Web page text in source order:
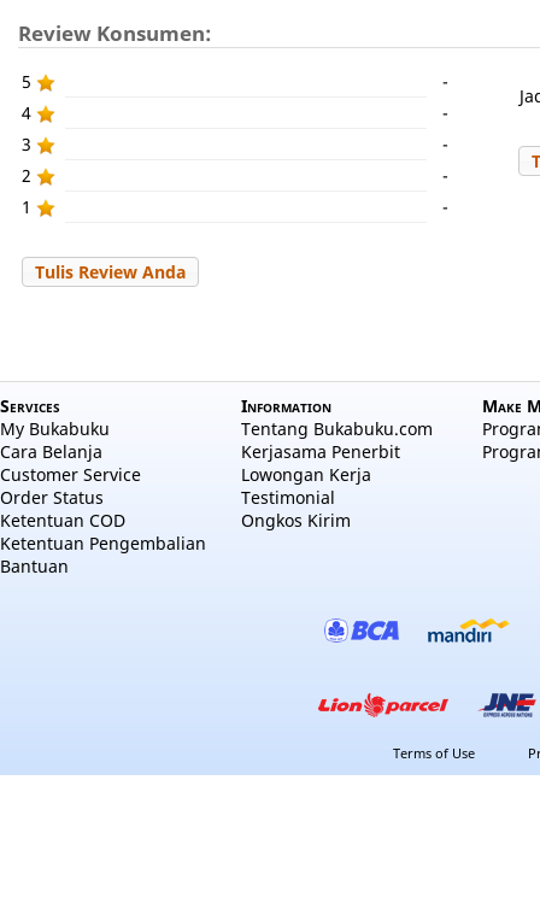
Review Konsumen:
5
-
4
-
3
-
2
-
1
-
Tulis Review Anda
Services
My Bukabuku
Cara Belanja
Customer Service
Order Status
Ketentuan COD
Ketentuan Pengembalian
Bantuan
Information
Tentang Bukabuku.com
Kerjasama Penerbit
Lowongan Kerja
Testimonial
Ongkos Kirim
Make
Terms of Use